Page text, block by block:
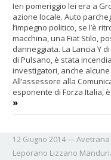
Ieri pomeriggio lei era a
azione locale. Auto
l’impegno politico, se l’è
macchina, una Fiat Stilo,
danneggiata. La Lancia Y
di Pulsano, è stata
investigatori, anche
All’assessore alla
esponente di Forza Italia,
»
12 Giugno 2014—Avetrana
Leporano Lizzano